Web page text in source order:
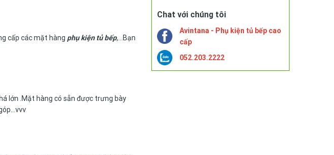
cấp các mặt hàng phụ kiện tủ bếp,…Bạn
lớn .Mặt hàng có sẵn được trưng bày
Chat với chúng tôi
Avintana - Phụ kiện tủ bếp cao
cấp
052.203.2222